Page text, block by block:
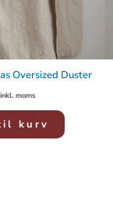
Oversized Duster
inkl. moms
kurv